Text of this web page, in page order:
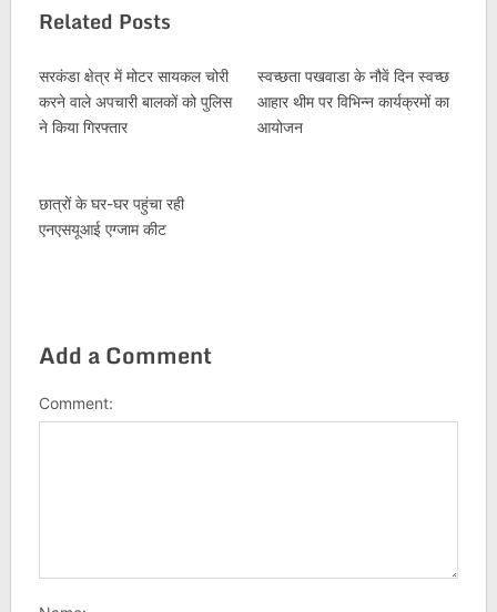
Related Posts
सरकंडा क्षेत्र में मोटर सायकल चोरी
करने वाले अपचारी बालकों को पुलिस
ने किया गिरफ्तार
स्वच्छता पखवाडा के नौवें दिन स्वच्छ
आहार थीम पर विभिन्न कार्यक्रमों का
आयोजन
छात्रों के घर-घर पहुंचा रही
एनएसयूआई एग्जाम कीट
Add a Comment
Comment: